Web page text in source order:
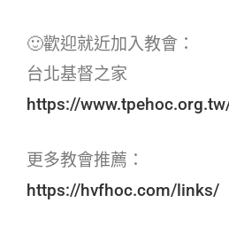
🙂歡迎就近加入教會：
台北基督之家
https://
更多教會推薦：
https://hvfhoc.com/links/